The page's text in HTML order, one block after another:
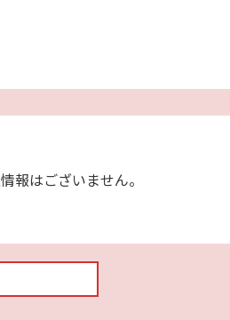
報はございません。